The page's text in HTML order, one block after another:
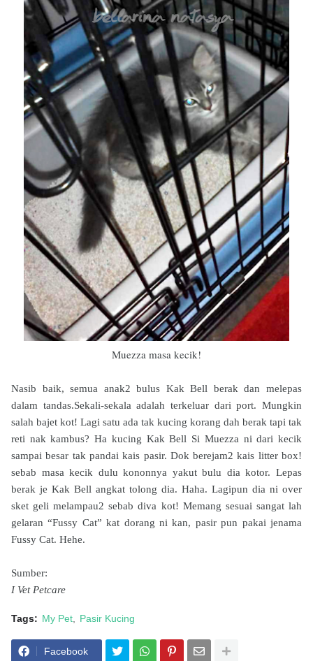
Muezza masa kecik!
Nasib baik, semua anak2 bulus Kak Bell berak dan melepas
dalam tandas.Sekali-sekala adalah terkeluar dari port. Mungkin
salah bajet kot! Lagi satu ada tak kucing korang dah berak tapi tak
reti nak kambus? Ha kucing Kak Bell Si Muezza ni dari kecik
sampai besar tak pandai kais pasir. Dok berejam2 kais litter box!
sebab masa kecik dulu kononnya yakut bulu dia kotor. Lepas
berak je Kak Bell angkat tolong dia. Haha. Lagipun dia ni over
sket geli melampau2 sebab diva kot! Memang sesuai sangat lah
gelaran “Fussy Cat” kat dorang ni kan, pasir pun pakai jenama
Fussy Cat. Hehe.
Sumber:
I Vet Petcare
Tags: My Pet Pasir Kucing
Facebook